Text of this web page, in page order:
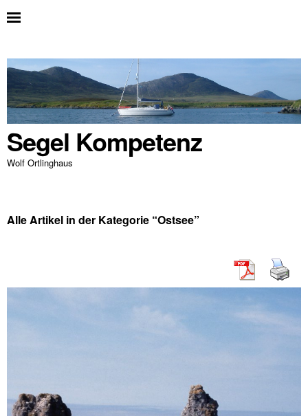
Segel Kompetenz
Wolf Ortlinghaus
Alle Artikel in der Kategorie “Ostsee”